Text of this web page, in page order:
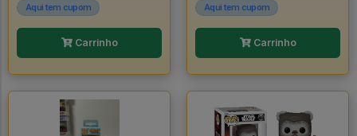
Aqui tem cupom
Carrinho
Aqui tem cupom
Carrinho